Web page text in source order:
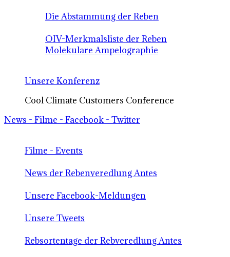
Die Abstammung der Reben
OIV-Merkmalsliste der Reben
Molekulare Ampelographie
Unsere Konferenz
Cool Climate Customers Conference
News - Filme - Facebook - Twitter
Filme - Events
News der Rebenveredlung Antes
Unsere Facebook-Meldungen
Unsere Tweets
Rebsortentage der Rebveredlung Antes